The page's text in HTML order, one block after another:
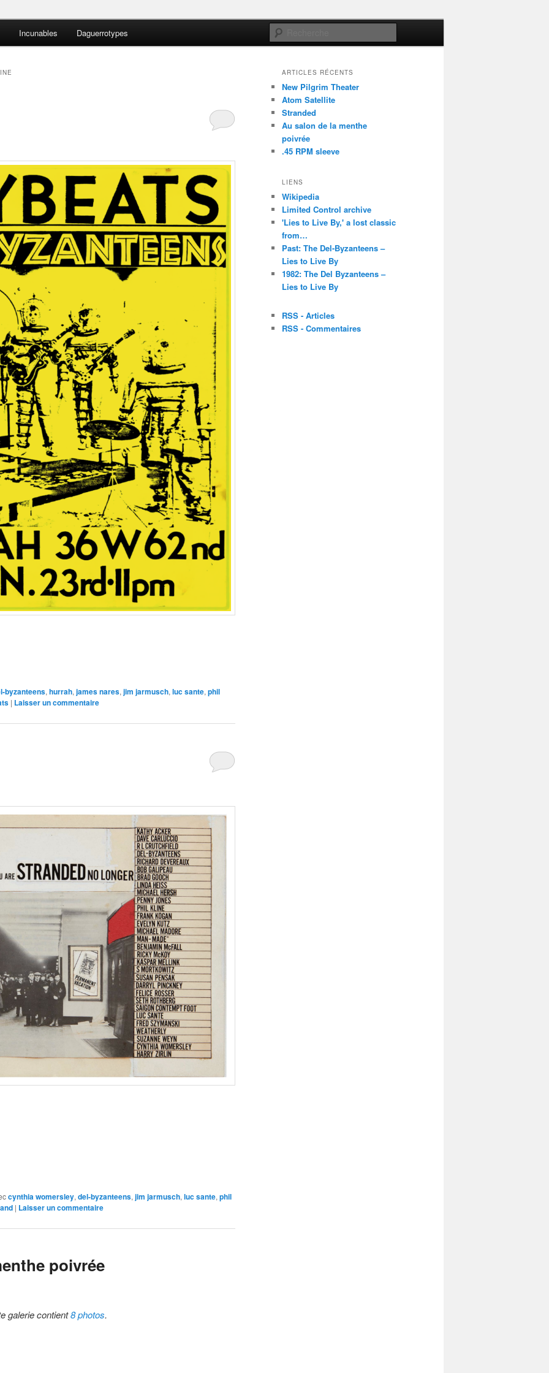
Incunables Daguerrotypes
byzanteens, hurrah, james nares, jim jarmusch, luc sante, phil
| Laisser un commentaire
cynthia womersley, del-byzanteens, jim jarmusch, luc sante, phil
| Laisser un commentaire
poivrée
galerie contient8 photos.
ARTICLES RÉCENTS
New Pilgrim Theater
Atom Satellite
Stranded
Au salon de la menthe
poivrée
.45 RPM sleeve
LIENS
Wikipedia
Limited Control archive
'Lies to Live By,' a lost classic
from…
Past: The Del-Byzanteens –
Lies to Live By
1982: The Del Byzanteens –
Lies to Live By
RSS - Articles
RSS - Commentaires